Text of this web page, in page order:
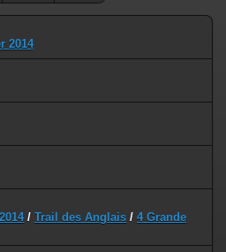
2014
/ Trail des Anglais / 4 Grande